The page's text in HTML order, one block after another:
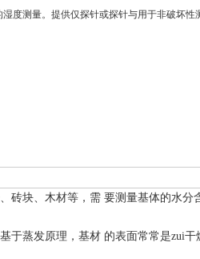
湿度测量。提供仅探针或探针与用于非破坏
砖块、木材等，需 要测量基体的水
于蒸发原理，基材 的表面常常是zui